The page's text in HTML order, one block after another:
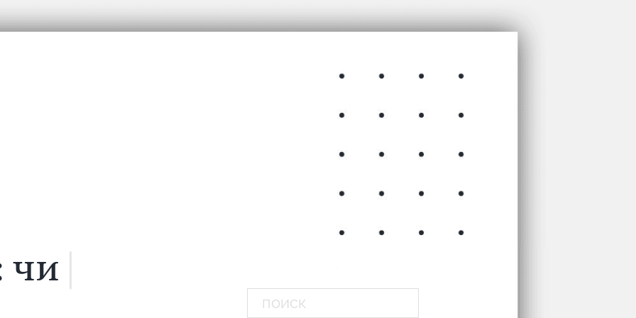
мечтаю...
Поиск